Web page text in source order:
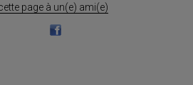
page à un(e) ami(e)